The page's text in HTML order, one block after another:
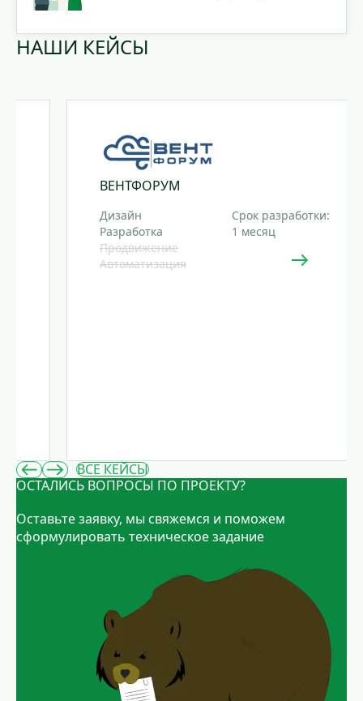
НАШИ КЕЙСЫ
ВЕНТФОРУМ
…
ВСЕ КЕЙСЫ
ОСТАЛИСЬ ВОПРОСЫ ПО ПРОЕКТУ?
Оставьте заявку, мы свяжемся и поможем
сформулировать техническое задание